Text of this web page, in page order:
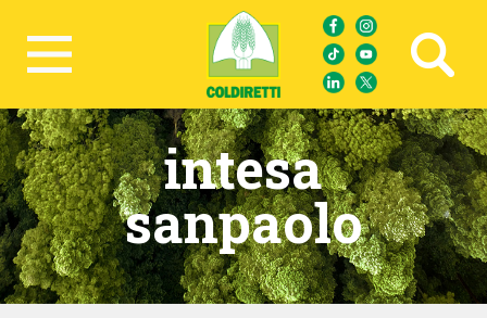
Ricerca avanzata
intesa
sanpaolo